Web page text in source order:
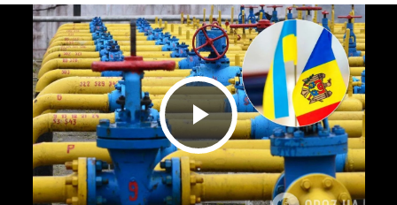
Play Video